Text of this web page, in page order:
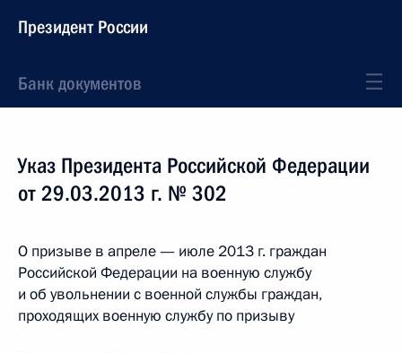
Президент России
Банк документов
Указ Президента Российской Федерации
от 29.03.2013 г. № 302
О призыве в апреле — июле 2013 г. граждан
Российской Федерации на военную службу
и об увольнении с военной службы граждан,
проходящих военную службу по призыву